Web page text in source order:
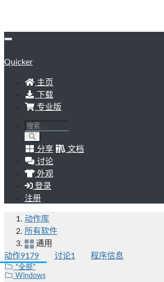
Quicker
主页
下载
专业版
分享
文档
讨论
外观
登录
注册
动作库
所有软件
通用
动作9179 讨论1 程序信息
*全部*
Windows